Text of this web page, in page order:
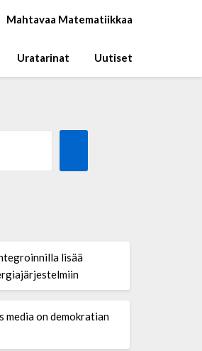
Mahtavaa Matematiikkaa
Uratarinat Uutiset
lisää
media on demokratian